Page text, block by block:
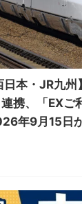
日本・JR九
携、「EXご
年9月15日か